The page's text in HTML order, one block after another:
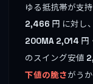
ゆる抵抗帯が支
2,466 円 に対し、
200MA 2,014 円
のスイング安値
下値の脆さがう